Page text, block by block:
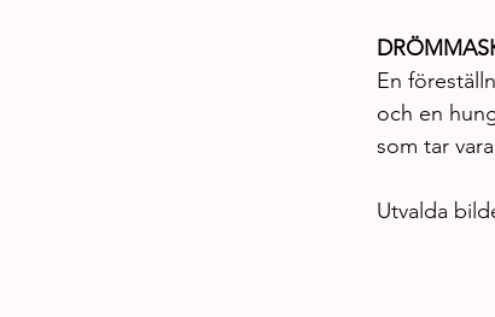
En
och en
som tar
Utvalda